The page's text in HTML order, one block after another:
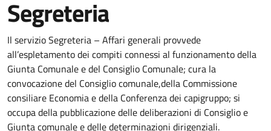
Segreteria
Il servizio Segreteria – Affari generali provvede
all’espletamento dei compiti connessi al funzionamento della
Giunta Comunale e del Consiglio Comunale; cura la
convocazione del Consiglio comunale,della Commissione
consiliare Economia e della Conferenza dei capigruppo; si
occupa della pubblicazione delle deliberazioni di Consiglio e
Giunta comunale e delle determinazioni dirigenziali.